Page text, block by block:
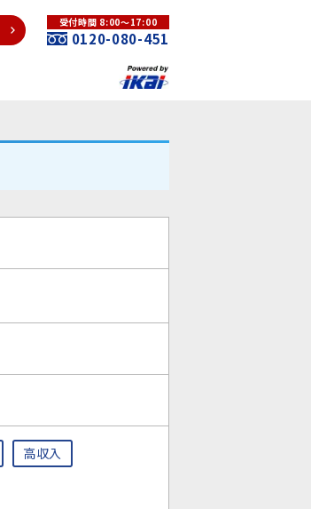
受付時間 8:00～17:00
0120-080-451
高収入